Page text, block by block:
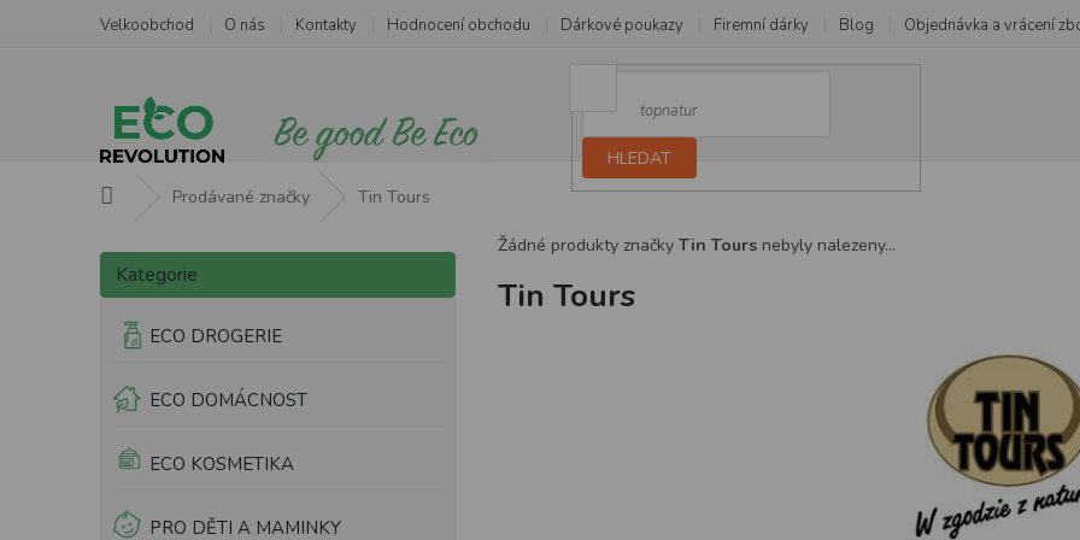
Velkoobchod O nás Kontakty Hodnocení obchodu Dárkové poukazy Firemní dárky Blog Objednávka a vrácení
HLEDAT
Prodávané značky Tin Tours
P
s
Přeskočit
kategorie
Kategorie
ECO DROGERIE
ECO DOMÁCNOST
ECO KOSMETIKA
PRO DĚTI A MAMINKY
Tin Tours
Žádné produkty značky Tin Tours nebyly nalezeny...